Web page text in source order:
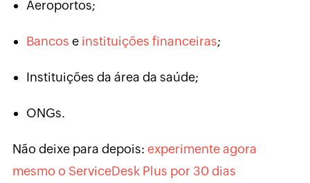
Aeroportos;
Bancos e instituições financeiras;
Instituições da área da saúde;
ONGs.
Não deixe para depois: experimente agora
mesmo o ServiceDesk Plus por 30 dias